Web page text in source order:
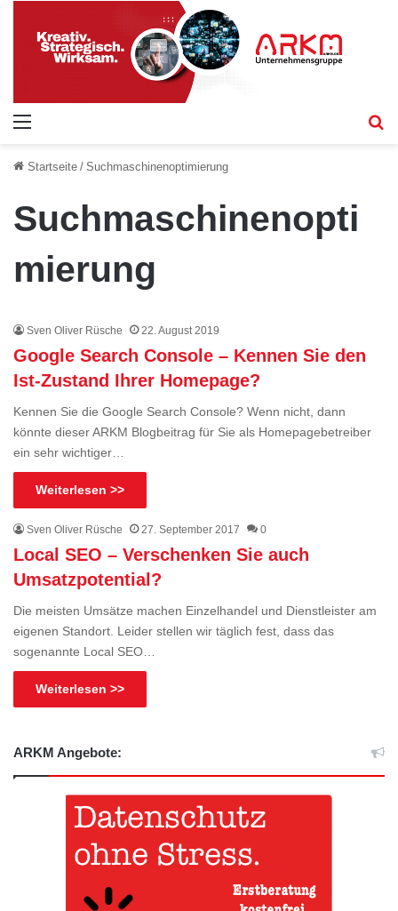
Startseite / Suchmaschinenoptimierung
Suchmaschinenopti
mierung
Sven Oliver Rüsche 22. August 2019
Google Search Console – Kennen Sie den
Ist-Zustand Ihrer Homepage?
Kennen Sie die Google Search Console? Wenn nicht, dann
könnte dieser ARKM Blogbeitrag für Sie als Homepagebetreiber
ein sehr wichtiger…
Weiterlesen >>
Sven Oliver Rüsche 27. September 2017 0
Local SEO – Verschenken Sie auch
Umsatzpotential?
Die meisten Umsätze machen Einzelhandel und Dienstleister am
eigenen Standort. Leider stellen wir täglich fest, dass das
sogenannte Local SEO…
Weiterlesen >>
ARKM Angebote: